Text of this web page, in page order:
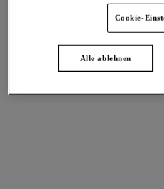
Cookie-
Alle ablehnen